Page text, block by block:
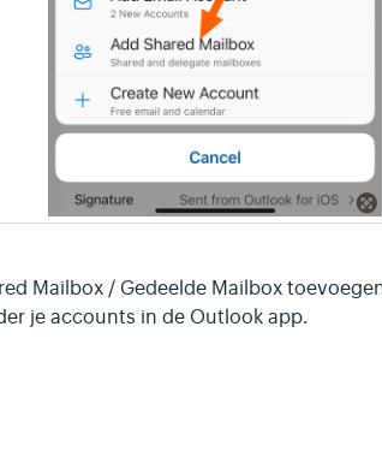
Mailbox / Gedeelde Mailbox
je accounts in de Outlook app.